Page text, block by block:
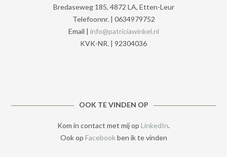
Bredaseweg 185, 4872 LA, Etten-Leur
Telefoonnr. | 0634979752
Email | info@patriciawinkel.nl
KVK-NR. | 92304036
OOK TE VINDEN OP
Kom in contact met mij op LinkedIn.
Ook op Facebookben ik te vinden